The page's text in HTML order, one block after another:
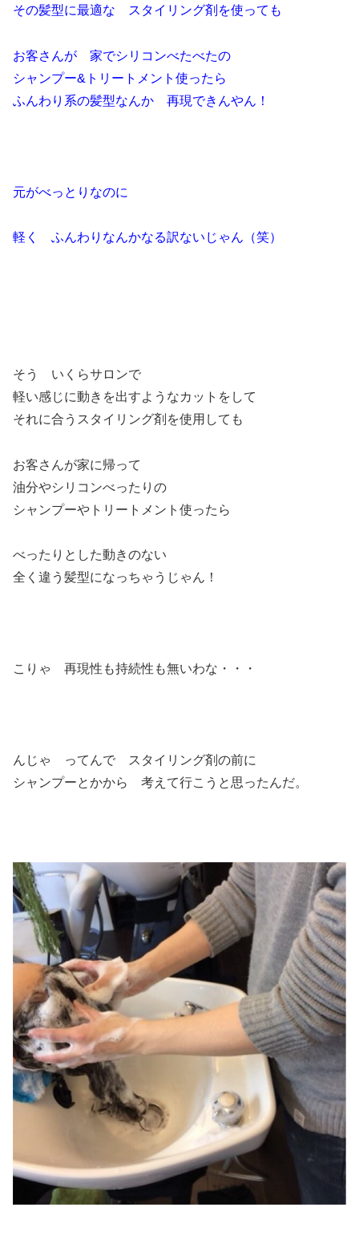
その髪型に最適な スタイリング剤を使っても
お客さんが 家でシリコンべたべたの
シャンプー&トリートメント使ったら
ふんわり系の髪型なんか 再現できんやん！
元がべっとりなのに
軽く ふんわりなんかなる訳ないじゃん（笑）
そう いくらサロンで
軽い感じに動きを出すようなカットをして
それに合うスタイリング剤を使用しても
お客さんが家に帰って
油分やシリコンべったりの
シャンプーやトリートメント使ったら
べったりとした動きのない
全く違う髪型になっちゃうじゃん！
こりゃ 再現性も持続性も無いわな・・・
んじゃ ってんで スタイリング剤の前に
シャンプーとかから 考えて行こうと思ったんだ。